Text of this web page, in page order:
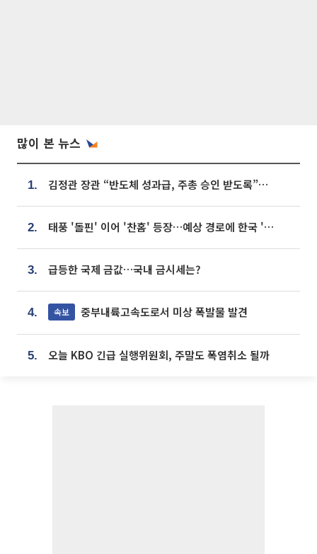
많이 본 뉴스
1. 김정관 장관 “반도체 성과급, 주총 승인 받도록”…상법·자본시장법 개정 시사
2. 태풍 '돌핀' 이어 '찬홈' 등장…예상 경로에 한국 '한숨'
3. 급등한 국제 금값…국내 금시세는?
4. 속보 중부내륙고속도로서 미상 폭발물 발견
5. 오늘 KBO 긴급 실행위원회, 주말도 폭염취소 될까